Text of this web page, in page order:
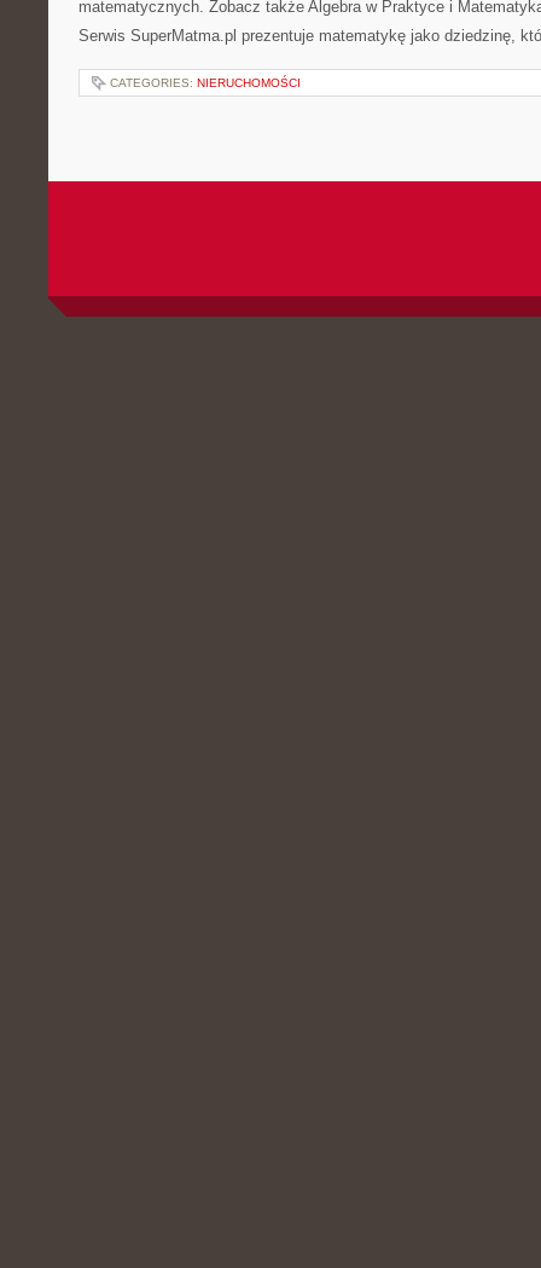
matematycznych. Zobacz także Algebra w Praktyce i
Serwis SuperMatma.pl prezentuje matematykę jako dziedzinę,
CATEGORIES: NIERUCHOMOŚCI